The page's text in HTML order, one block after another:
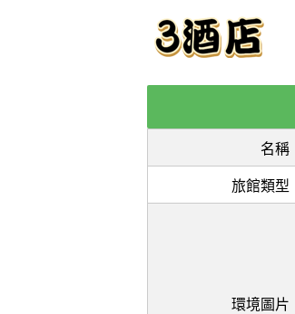
名稱
旅館類型
環境圖片